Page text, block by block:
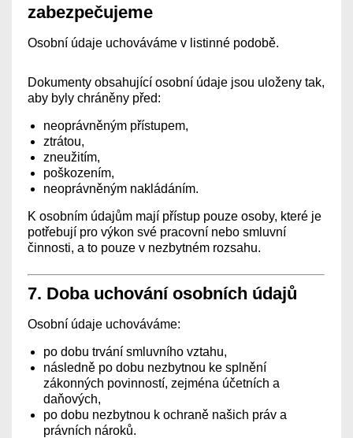
zabezpečujeme
Osobní údaje uchováváme v listinné podobě.
Dokumenty obsahující osobní údaje jsou uloženy tak,
aby byly chráněny před:
neoprávněným přístupem,
ztrátou,
zneužitím,
poškozením,
neoprávněným nakládáním.
K osobním údajům mají přístup pouze osoby, které je
potřebují pro výkon své pracovní nebo smluvní
činnosti, a to pouze v nezbytném rozsahu.
7. Doba uchování osobních údajů
Osobní údaje uchováváme:
po dobu trvání smluvního vztahu,
následně po dobu nezbytnou ke splnění
zákonných povinností, zejména účetních a
daňových,
po dobu nezbytnou k ochraně našich práv a
právních nároků.